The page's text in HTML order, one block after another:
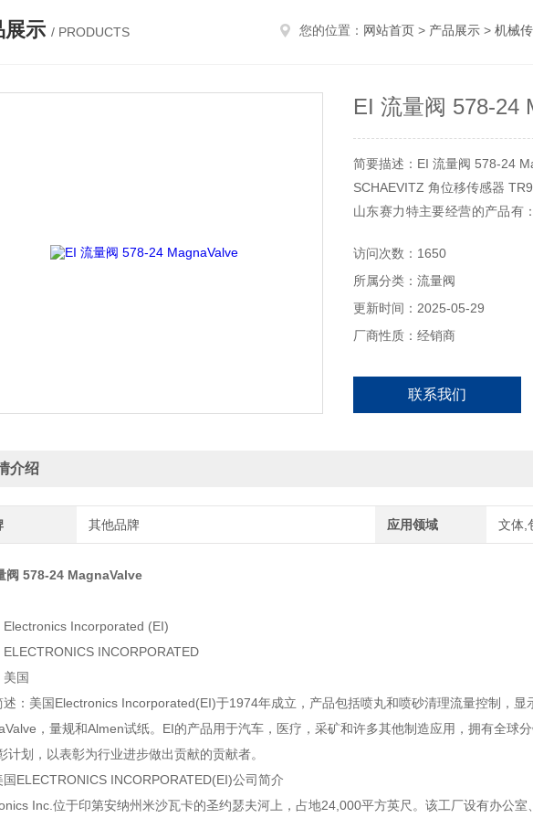
展示 / PRODUCTS 您的位置： 网站首页 > 产品展示 > 机械
EI 流量阀 578-24
简要描述：EI 流量阀 578-24
SCHAEVITZ 角位移传感器
山东赛力特主要经营的产品有
等。
访问次数：1650
所属分类：流量阀
更新时间：2025-05-29
厂商性质：经销商
联系我们
介绍
其他品牌 应用领域 文体,
阀 578-24 MagnaValve
Electronics Incorporated (EI)
ELECTRONICS INCORPORATED
美国
述：美国Electronics Incorporated(EI)于1974年成立，产品包括喷丸和喷砂清理流量控制，显
，量规和Almen试纸。EI的产品用于汽车，医疗，采矿和许多其他制造应用，拥有全球
计划，以表彰为行业进步做出贡献的贡献者。
国ELECTRONICS INCORPORATED(EI)公司简介
Inc.位于印第安纳州米沙瓦卡的圣约瑟夫河上，占地24,000平方英尺。该工厂设有办公